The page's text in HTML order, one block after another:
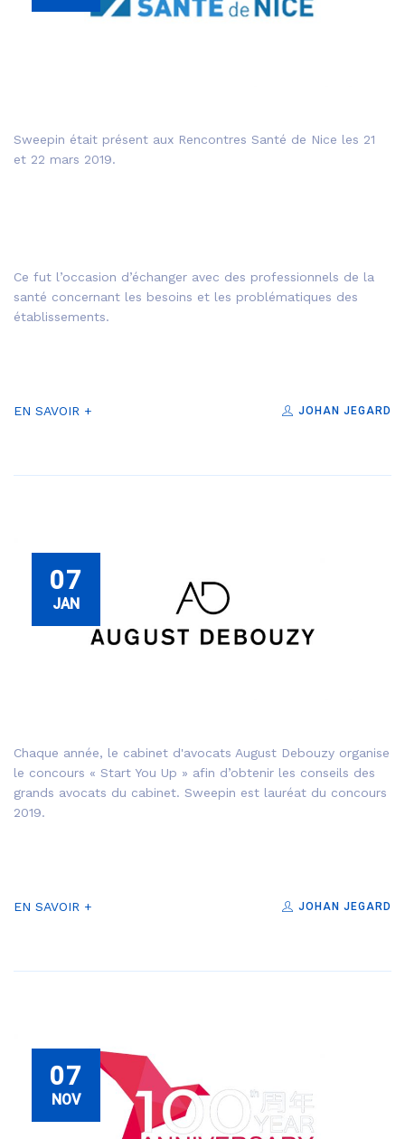
Sweepin était présent aux Rencontres Santé de Nice les 21
et 22 mars 2019.
Ce fut l’occasion d’échanger avec des professionnels de la
santé concernant les besoins et les problématiques des
établissements.
EN SAVOIR + JOHAN JEGARD
07
JAN
Chaque année, le cabinet d'avocats August Debouzy organise
le concours « Start You Up » afin d’obtenir les conseils des
grands avocats du cabinet. Sweepin est lauréat du concours
2019.
EN SAVOIR + JOHAN JEGARD
07
NOV